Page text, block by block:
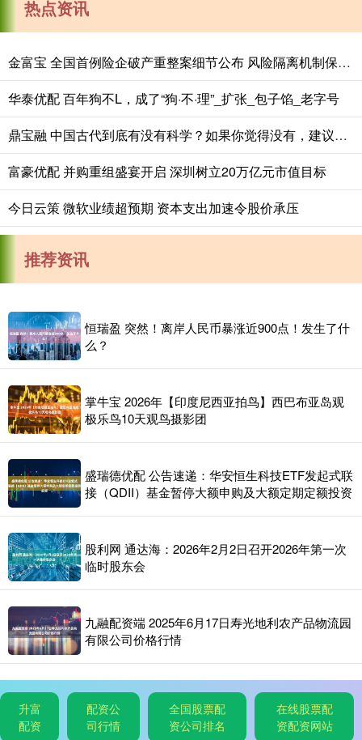
热点资讯
金富宝 全国首例险企破产重整案细节公布 风险隔离机制保障保单债权人权益
华泰优配 百年狗不L，成了“狗·不·理”_扩张_包子馅_老字号
鼎宝融 中国古代到底有没有科学？如果你觉得没有，建议你了解一下张衡！
富豪优配 并购重组盛宴开启 深圳树立20万亿元市值目标
今日云策 微软业绩超预期 资本支出加速令股价承压
推荐资讯
恒瑞盈 突然！离岸人民币暴涨近900点！发生了什
么？
掌牛宝 2026年【印度尼西亚拍鸟】西巴布亚岛观
极乐鸟10天观鸟摄影团
盛瑞德优配 公告速递：华安恒生科技ETF发起式联
接（QDII）基金暂停大额申购及大额定期定额投资
股利网 通达海：2026年2月2日召开2026年第一次
临时股东会
九融配资端 2025年6月17日寿光地利农产品物流园
有限公司价格行情
升富
配资
配资公
司行情
全国股票配
资公司排名
在线股票配
资配资网站